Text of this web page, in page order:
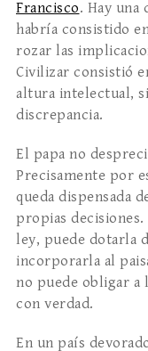
Francisco. Hay
habría consistido
rozar las
Civilizar consistió
altura intelectual,
discrepancia.
El papa no
Precisamente por
queda dispensada
propias
ley, puede dotarla
incorporarla al
no puede obligar a
con verdad.
En un país